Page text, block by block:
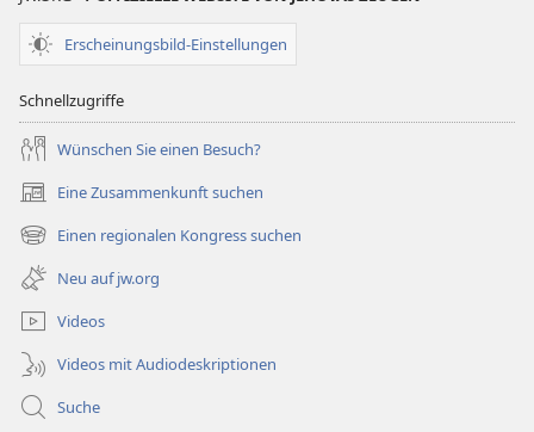
Erscheinungsbild-Einstellungen
Schnellzugriffe
Wünschen Sie einen Besuch?
Eine Zusammenkunft suchen
(öffnet
neues
Fenster)
Einen regionalen Kongress suchen
(öffnet
neues
Fenster)
Neu auf jw.org
Videos
Videos mit Audiodeskriptionen
Suche